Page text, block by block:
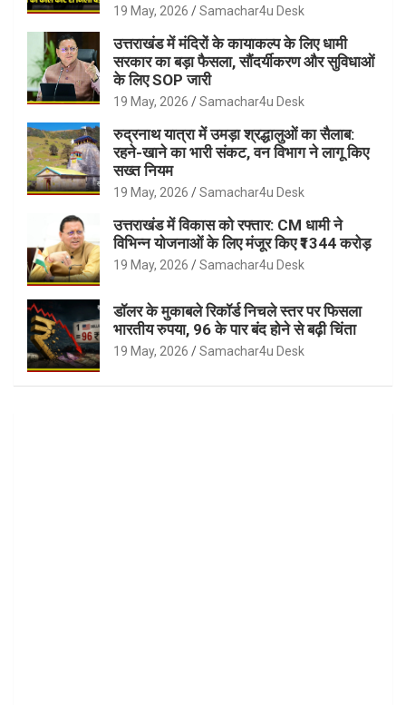
19 May, 2026 Samachar4u Desk
उत्तराखंड में मंदिरों के कायाकल्प के लिए धामी
सरकार का बड़ा फैसला, सौंदर्यीकरण और सुविधाओं
के लिए SOP जारी
19 May, 2026 Samachar4u Desk
रुद्रनाथ यात्रा में उमड़ा श्रद्धालुओं का सैलाब:
रहने-खाने का भारी संकट, वन विभाग ने लागू किए
सख्त नियम
19 May, 2026 Samachar4u Desk
उत्तराखंड में विकास को रफ्तार: CM धामी ने
विभिन्न योजनाओं के लिए मंजूर किए ₹1344 करोड़
19 May, 2026 Samachar4u Desk
डॉलर के मुकाबले रिकॉर्ड निचले स्तर पर फिसला
भारतीय रुपया, 96 के पार बंद होने से बढ़ी चिंता
19 May, 2026 Samachar4u Desk